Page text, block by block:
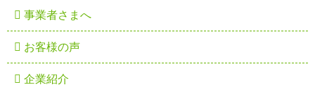
事業者さまへ
お客様の声
企業紹介